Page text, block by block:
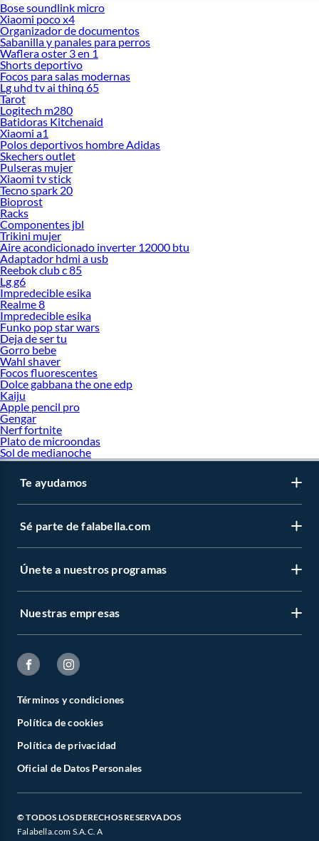
Bose soundlink micro
Xiaomi poco x4
Organizador de documentos
Sabanilla y panales para perros
Waflera oster 3 en 1
Shorts deportivo
Focos para salas modernas
Lg uhd tv ai thinq 65
Tarot
Logitech m280
Batidoras Kitchenaid
Xiaomi a1
Polos deportivos hombre Adidas
Skechers outlet
Pulseras mujer
Xiaomi tv stick
Tecno spark 20
Bioprost
Racks
Componentes jbl
Trikini mujer
Aire acondicionado inverter 12000 btu
Adaptador hdmi a usb
Reebok club c 85
Lg g6
Impredecible esika
Realme 8
Impredecible esika
Funko pop star wars
Deja de ser tu
Gorro bebe
Wahl shaver
Focos fluorescentes
Dolce gabbana the one edp
Kaiju
Apple pencil pro
Gengar
Nerf fortnite
Plato de microondas
Sol de medianoche
Te ayudamos
Sé parte de falabella.com
Únete a nuestros programas
Nuestras empresas
Términos y condiciones
Política de cookies
Política de privacidad
Oficial de Datos Personales
© TODOS LOS DERECHOS RESERVADOS
Falabella.com S.A.C. A